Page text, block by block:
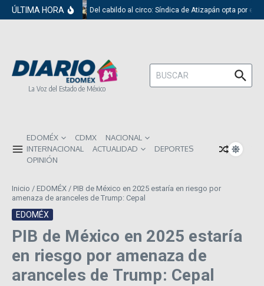
Saltar al contenido
ÚLTIMA HORA Del cabildo al circo: Síndica de Atizapán opta por el
La Voz del Estado de México
Buscar:
EDOMÉX CDMX
NACIONAL
INTERNACIONAL
ACTUALIDAD
DEPORTES
OPINIÓN
Inicio / EDOMÉX / PIB de México en 2025 estaría en riesgo por
amenaza de aranceles de Trump: Cepal
EDOMÉX
PIB de México en 2025 estaría
en riesgo por amenaza de
aranceles de Trump: Cepal